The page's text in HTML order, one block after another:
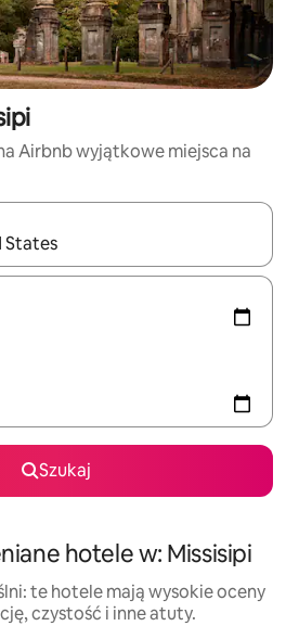
Airbnb wyjątkowe miejsca na
możesz poruszać się po nich za
Szukaj
hotele w: Missisipi
te hotele mają wysokie oceny
czystość i inne atuty.